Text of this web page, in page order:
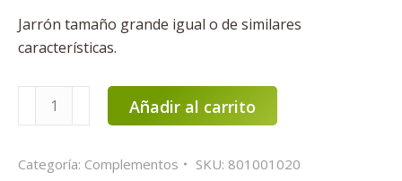
Jarrón tamaño grande igual o de similares
características.
Jarrón
grande
Añadir al carrito
Categoría: Complementos SKU: 801001020